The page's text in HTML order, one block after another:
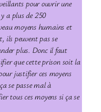
pour ouvrir une
a plus de 250
moyens humains et
ils peuvent pas se
plus. Donc il faut
que cette prison soit la
justifier ces moyens
se passe mal à
tous ces moyens si ça se